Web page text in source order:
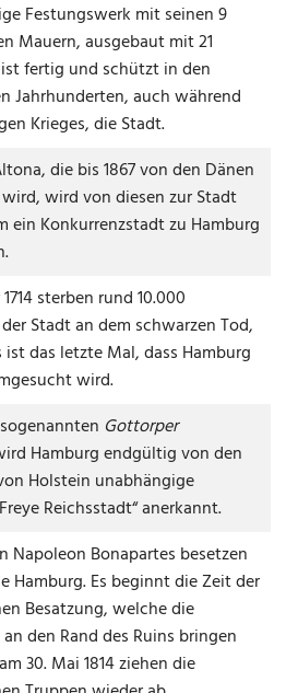
Festungswerk mit seinen 9
Mauern, ausgebaut mit 21
fertig und schützt in den
Jahrhunderten, auch während
Krieges, die Stadt.
die bis 1867 von den Dänen
wird von diesen zur Stadt
ein Konkurrenzstadt zu Hamburg
sterben rund 10.000
Stadt an dem schwarzen Tod,
ist das letzte Mal, dass Hamburg
wird.
Gottorper
Hamburg endgültig von den
Holstein unabhängige
Reichsstadt“ anerkannt.
Napoleon Bonapartes besetzen
Hamburg. Es beginnt die Zeit der
Besatzung, welche die
den Rand des Ruins bringen
30. Mai 1814 ziehen die